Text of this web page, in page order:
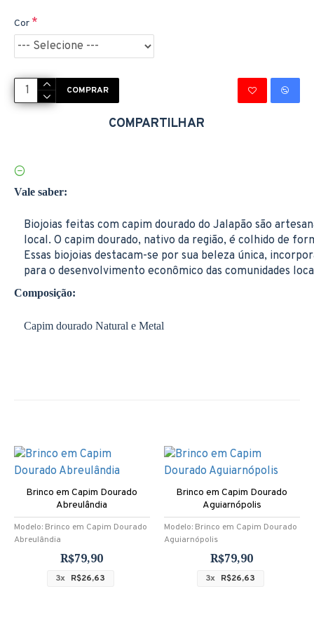
Cor
COMPRAR
COMPARTILHAR
Vale saber:
Biojoias feitas com capim dourado do Jalapão são
local. O capim dourado, nativo da região, é colhido de
Essas biojoias destacam-se por sua beleza única,
para o desenvolvimento econômico das comunidades
Composição:
Capim dourado Natural e Metal
Modelo: Brinco em Capim Dourado
Abreulândia
Brinco em Capim Dourado
Abreulândia
R$79,90
3x R$26,63
Modelo: Brinco em Capim Dourado
Aguiarnópolis
Brinco em Capim Dourado
Aguiarnópolis
R$79,90
3x R$26,63